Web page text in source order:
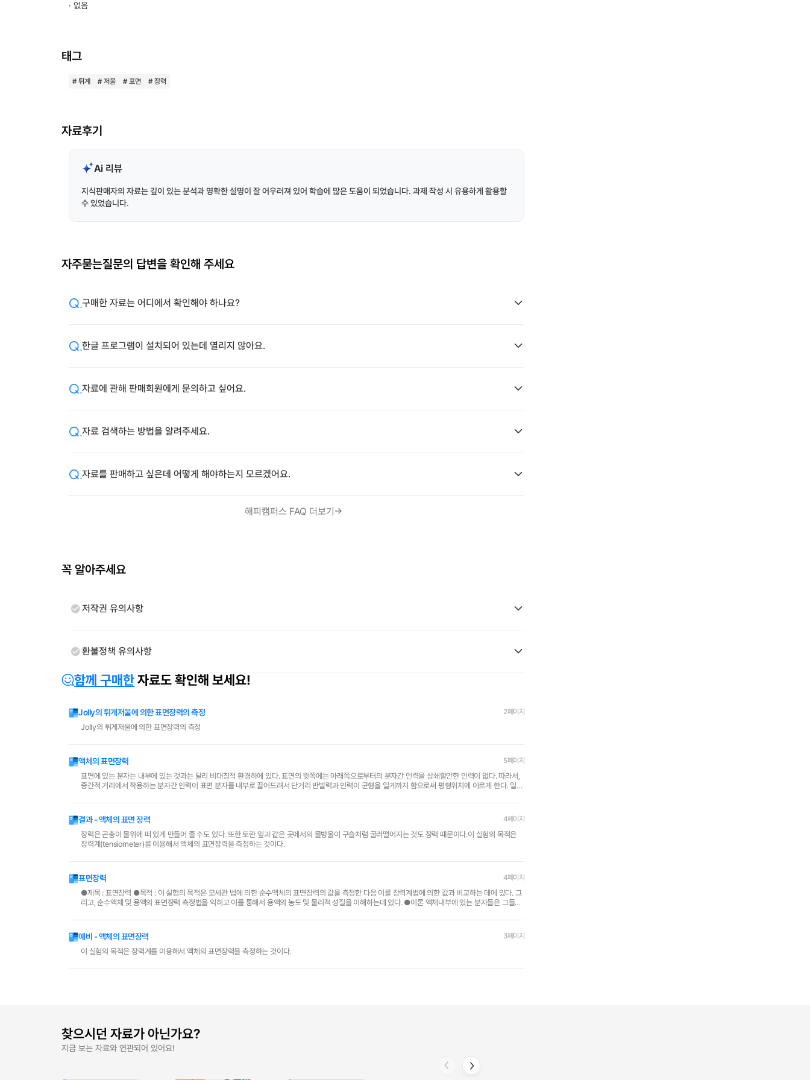
· 없음
태그
# 튀계 # 저울 # 표면 # 장력
자료후기
Ai 리뷰
지식판매자의 자료는 깊이 있는 분석과 명확한 설명이 잘 어우러져 있어 학습에 많은 도움이 되었습니다. 과제 작성 시 유용하게 활용할
수 있었습니다.
자주묻는질문의 답변을 확인해 주세요
구매한 자료는 어디에서 확인해야 하나요?
한글 프로그램이 설치되어 있는데 열리지 않아요.
자료에 관해 판매회원에게 문의하고 싶어요.
자료 검색하는 방법을 알려주세요.
자료를 판매하고 싶은데 어떻게 해야하는지 모르겠어요.
해피캠퍼스 FAQ 더보기
꼭 알아주세요
저작권 유의사항
환불정책 유의사항
함께 구매한자료도 확인해 보세요!
Jolly의 튀게저울에 의한 표면장력의 측정 2페이지
Jolly의 튀게저울에 의한 표면장력의 측정
액체의 표면장력 5페이지
표면에 있는 분자는 내부에 있는 것과는 달리 비대칭적 환경하에 있다. 표면의 윗쪽에는 아래쪽으로부터의 분자간 인력을 상쇄할만한 인력이 없다. 따라서,
중간적 거리에서 작용하는 분자간 인력이 표면 분자를 내부로 끌어드려서 단거리 반발력과 인력이 균형을 일게까지 함으로써 평형위치에 이르게 한다. 일정
결과 - 액체의 표면 장력 4페이지
장력은 곤충이 물위에 떠 있게 만들어 줄 수도 있다. 또한 토란 잎과 같은 곳에서의 물방울이 구슬처럼 굴러떨어지는 것도 장력 때문이다.이 실험의 목적은
장력계(tensiometer)를 이용해서 액체의 표면장력을 측정하는 것이다.
표면장력 4페이지
●제목 : 표면장력 ●목적 : 이 실험의 목적은 모세관 법에 의한 순수액체의 표면장력의 값을 측정한 다음 이를 장력계법에 의한 값과 비교하는 데에 있다. 그
리고, 순수액체 및 용액의 표면장력 측정법을 익히고 이를 통해서 용액의 농도 및 물리적 성질을 이해하는데 있다. ●이론 액체내부에 있는 분자들은 그들과
예비 - 액체의 표면장력 3페이지
이 실험의 목적은 장력계를 이용해서 액체의 표면장력을 측정하는 것이다.
찾으시던 자료가 아닌가요?
지금 보는 자료와 연관되어 있어요!